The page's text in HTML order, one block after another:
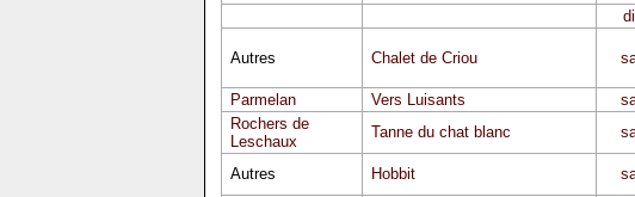
Autres Chalet de Criou
Parmelan
Vers Luisants
Rochers de
Leschaux
Tanne du chat blanc
Autres Hobbit